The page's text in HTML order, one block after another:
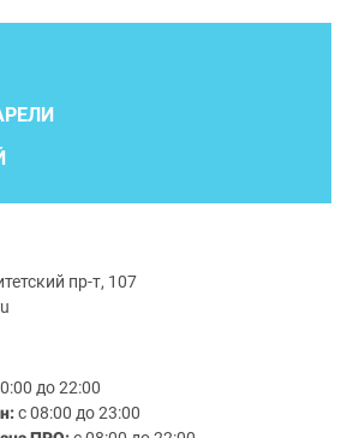
пр-т, 107
до 22:00
с 08:00 до 23:00